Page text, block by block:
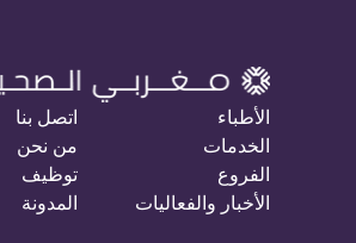
الأطباء
الخدمات
الفروع
الأخبار والفعاليات
اتصل بنا
من نحن
توظيف
المدونة